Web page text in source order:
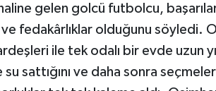
gelen golcü futbolcu,
ve fedakârlıklar olduğunu söyledi.
ile tek odalı bir evde uzun
sattığını ve daha sonra seçmelere